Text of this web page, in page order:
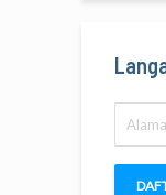
Surat